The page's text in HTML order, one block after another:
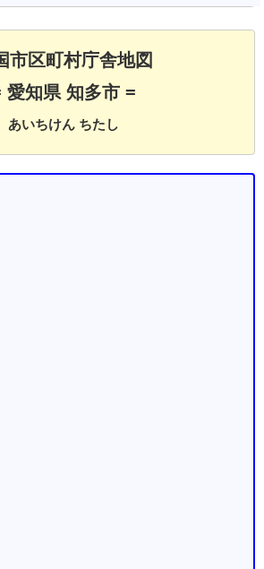
市区町村庁舎地図
愛知県 知多市 =
あいちけん ちたし